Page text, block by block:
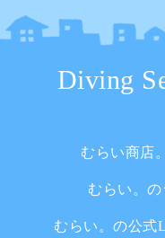
Diving
むらい商店。
むらい。の
むらい。の公式